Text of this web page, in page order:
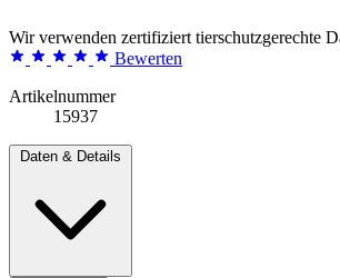
Wir verwenden zertifiziert tierschutzgerechte
Bewerten
Artikelnummer
15937
Daten & Details